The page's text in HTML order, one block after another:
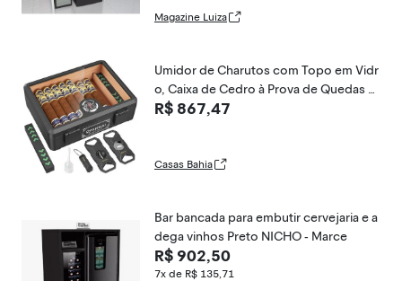
Magazine Luiza
Umidor de Charutos com Topo em Vidr
o, Caixa de Cedro à Prova de Quedas c
om Divisor para 20-25 Charutos Preta -
R$ 867,47
Casas Bahia
Bar bancada para embutir cervejaria e a
dega vinhos Preto NICHO - Marce
R$ 902,50
7x de R$ 135,71